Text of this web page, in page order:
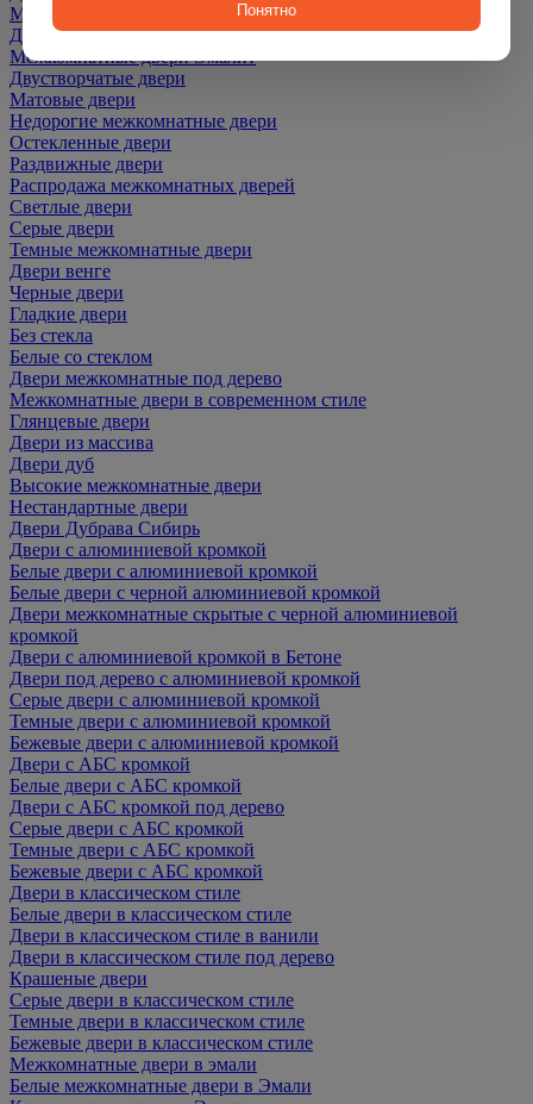
Межкомнатные двери ПЭТ
Двери со скидкой
Межкомнатные двери Эмалит
Двустворчатые двери
Матовые двери
Недорогие межкомнатные двери
Остекленные двери
Раздвижные двери
Распродажа межкомнатных дверей
Светлые двери
Серые двери
Темные межкомнатные двери
Двери венге
Черные двери
Гладкие двери
Без стекла
Белые со стеклом
Двери межкомнатные под дерево
Межкомнатные двери в современном стиле
Глянцевые двери
Двери из массива
Двери дуб
Высокие межкомнатные двери
Нестандартные двери
Двери Дубрава Сибирь
Двери с алюминиевой кромкой
Белые двери с алюминиевой кромкой
Белые двери с черной алюминиевой кромкой
Двери межкомнатные скрытые с черной алюминиевой
кромкой
Двери с алюминиевой кромкой в Бетоне
Двери под дерево с алюминиевой кромкой
Серые двери с алюминиевой кромкой
Темные двери с алюминиевой кромкой
Бежевые двери с алюминиевой кромкой
Двери с АБС кромкой
Белые двери с АБС кромкой
Двери с АБС кромкой под дерево
Серые двери с АБС кромкой
Темные двери с АБС кромкой
Бежевые двери с АБС кромкой
Двери в классическом стиле
Белые двери в классическом стиле
Двери в классическом стиле в ванили
Двери в классическом стиле под дерево
Крашеные двери
Серые двери в классическом стиле
Темные двери в классическом стиле
Бежевые двери в классическом стиле
Межкомнатные двери в эмали
Белые межкомнатные двери в Эмали
Понятно